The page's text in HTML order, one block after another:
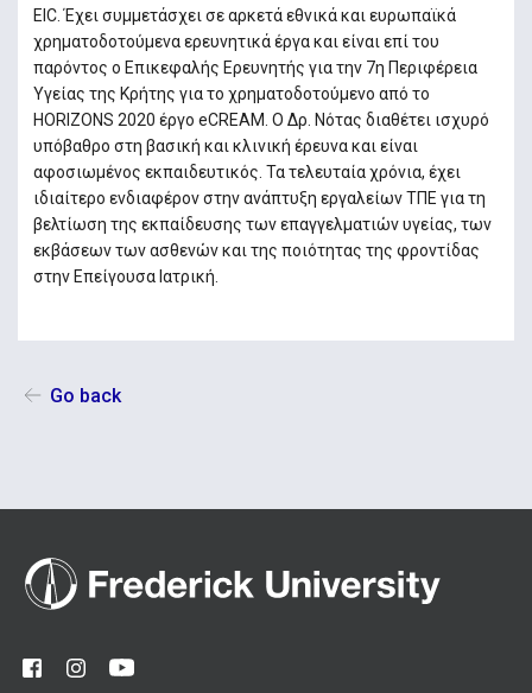
EIC. Έχει συμμετάσχει σε αρκετά εθνικά και ευρωπαϊκά
χρηματοδοτούμενα ερευνητικά έργα και είναι επί του
παρόντος ο Επικεφαλής Ερευνητής για την 7η Περιφέρεια
Υγείας της Κρήτης για το χρηματοδοτούμενο από το
HORIZONS 2020 έργο eCREAM. Ο Δρ. Νότας διαθέτει ισχυρό
υπόβαθρο στη βασική και κλινική έρευνα και είναι
αφοσιωμένος εκπαιδευτικός. Τα τελευταία χρόνια, έχει
ιδιαίτερο ενδιαφέρον στην ανάπτυξη εργαλείων ΤΠΕ για τη
βελτίωση της εκπαίδευσης των επαγγελματιών υγείας, των
εκβάσεων των ασθενών και της ποιότητας της φροντίδας
στην Επείγουσα Ιατρική.
Go back